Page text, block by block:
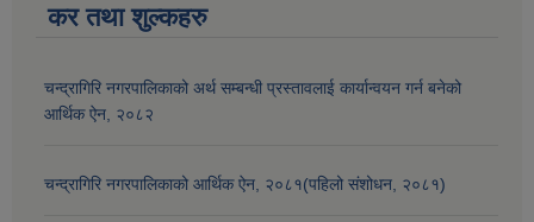
कर तथा शुल्कहरु
चन्द्रागिरि नगरपालिकाको अर्थ सम्बन्धी प्रस्तावलाई कार्यान्वयन गर्न बनेको
आर्थिक ऐन, २०८२
चन्द्रागिरि नगरपालिकाको आर्थिक ऐन, २०८१(पहिलो संशोधन, २०८१)